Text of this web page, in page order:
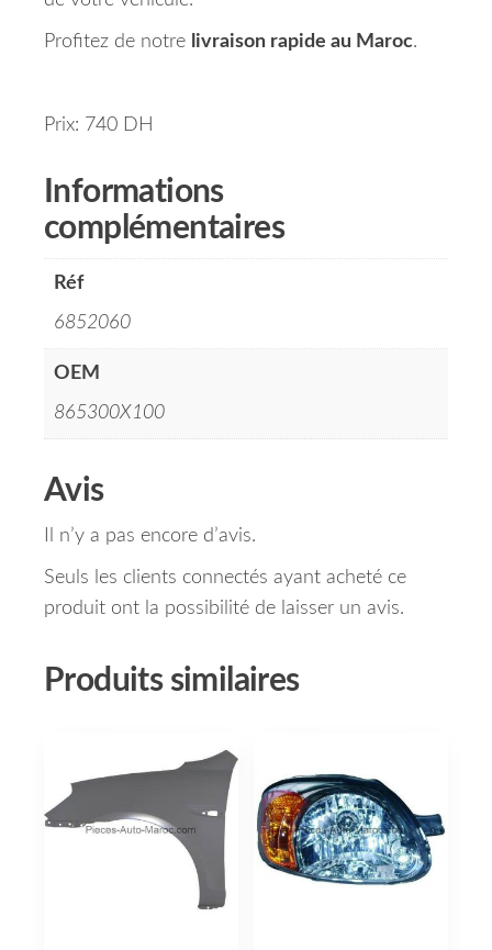
Profitez de notre livraison rapide au Maroc.
Prix: 740 DH
Informations
complémentaires
Réf
6852060
OEM
865300X100
Avis
Il n’y a pas encore d’avis.
Seuls les clients connectés ayant acheté ce
produit ont la possibilité de laisser un avis.
Produits similaires